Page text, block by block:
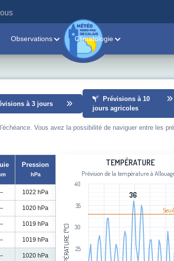
Observations Climatologie
à 3 jours
Prévisions à 10
jours agricoles
Vous avez la possibilité de naviguer entre les
Pression
hPa
1022 hPa
1020 hPa
1019 hPa
1019 hPa
1020 hPa
Line chart with 101 data points.
Prévision de la température à
View as data table, Température
The chart has 1 X axis displaying
The chart has 1 Y axis displaying
TEMPÉRATURE (°C)
TEMPÉRATURE
Prévision de la température à
36
36
25
30
35
40